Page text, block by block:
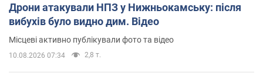
Дрони атакували НПЗ у Нижньокамську: після
вибухів було видно дим. Відео
Місцеві активно публікували фото та відео
10.08.2026 07:34 2,8 т.